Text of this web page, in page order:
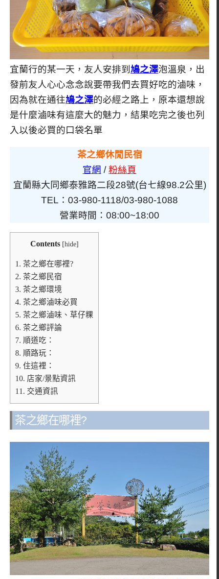
宜蘭行的某一天，友人安排到 鳩之澤泡溫泉，出
發前友人心心念念說要帶我們去買好吃的滷味，
因為就在通往鳩之澤的必經之路上，原本還想說
是什麼滷味有這麼大的魅力，結果吃完之後也列
入以後必買的口袋名單
茶之鄉休閒民宿
官網 /粉絲頁
宜蘭縣大同鄉泰雅路二段28號(台七線98.2公里)
TEL：03-980-1118/03-980-1088
營業時間：08:00~18:00
Contents [hide]
1. 茶之鄉在哪裡?
2. 茶之鄉民宿
3. 茶之鄉環境
4. 茶之鄉滷味必買
5. 茶之鄉滷味、草仔粿
6. 茶之鄉評論
7. 順道吃：
8. 順路玩：
9. 住這裡：
10. 店家/景點資訊
11. 交通資訊
茶之鄉在哪裡?